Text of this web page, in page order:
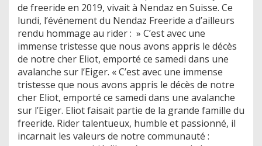
de freeride en 2019, vivait à Nendaz en Suisse. Ce
lundi, l’événement du Nendaz Freeride a d’ailleurs
rendu hommage au rider : » C’est avec une
immense tristesse que nous avons appris le décès
de notre cher Eliot, emporté ce samedi dans une
avalanche sur l’Eiger. « C’est avec une immense
tristesse que nous avons appris le décès de notre
cher Eliot, emporté ce samedi dans une avalanche
sur l’Eiger. Eliot faisait partie de la grande famille du
freeride. Rider talentueux, humble et passionné, il
incarnait les valeurs de notre communauté :